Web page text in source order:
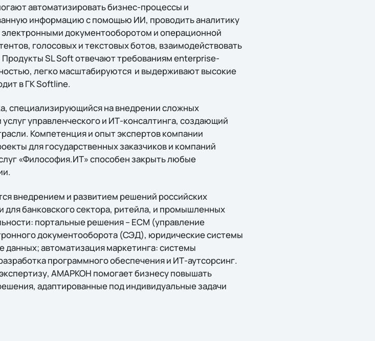
автоматизировать бизнес-процессы и
информацию с помощью ИИ, проводить аналитику
электронными документооборотом и операционной
голосовых и текстовых ботов, взаимодействовать
SL Soft отвечают требованиям enterprise-
легко масштабируются и выдерживают высокие
в ГК Softline.
специализирующийся на внедрении сложных
управленческого и ИТ-консалтинга, создающий
Компетенция и опыт экспертов компании
для государственных заказчиков и компаний
«Философия.ИТ» способен закрыть любые
внедрением и развитием решений российских
для банковского сектора, ритейла, и промышленных
портальные решения – ECM (управление
документооборота (СЭД), юридические системы
автоматизация маркетинга: системы
программного обеспечения и ИТ-аутсорсинг.
АМАРКОН помогает бизнесу повышать
адаптированные под индивидуальные задачи